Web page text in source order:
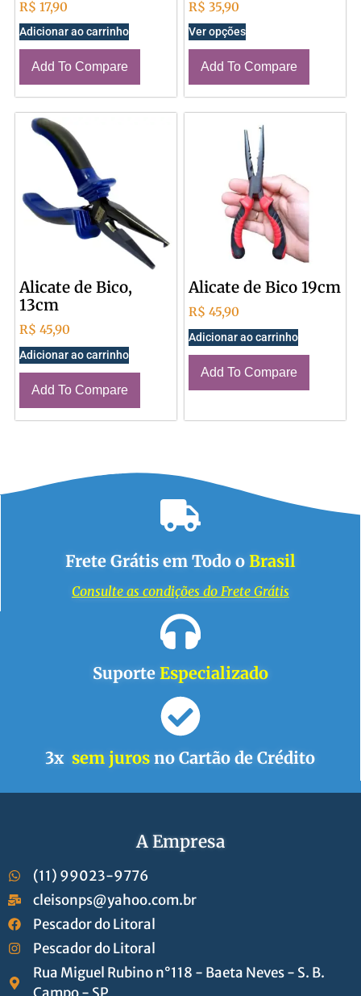
R$ 17,90
Adicionar ao carrinho
Add To Compare
R$ 35,90
Ver opções
Add To Compare
Alicate de Bico,
13cm
R$ 45,90
Adicionar ao carrinho
Add To Compare
Alicate de Bico 19cm
R$ 45,90
Adicionar ao carrinho
Add To Compare
Frete Grátis em Todo o Brasil
Consulte as condições do Frete Grátis
Suporte Especializado
3x sem juros no Cartão de Crédito
A Empresa
(11) 99023-9776
cleisonps@yahoo.com.br
Pescador do Litoral
Pescador do Litoral
Rua Miguel Rubino n°118 - Baeta Neves - S. B.